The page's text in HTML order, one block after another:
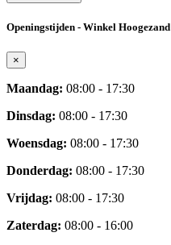
Openingstijden - Winkel Hoogezand
×
Maandag: 08:00 - 17:30
Dinsdag: 08:00 - 17:30
Woensdag: 08:00 - 17:30
Donderdag: 08:00 - 17:30
Vrijdag: 08:00 - 17:30
Zaterdag: 08:00 - 16:00